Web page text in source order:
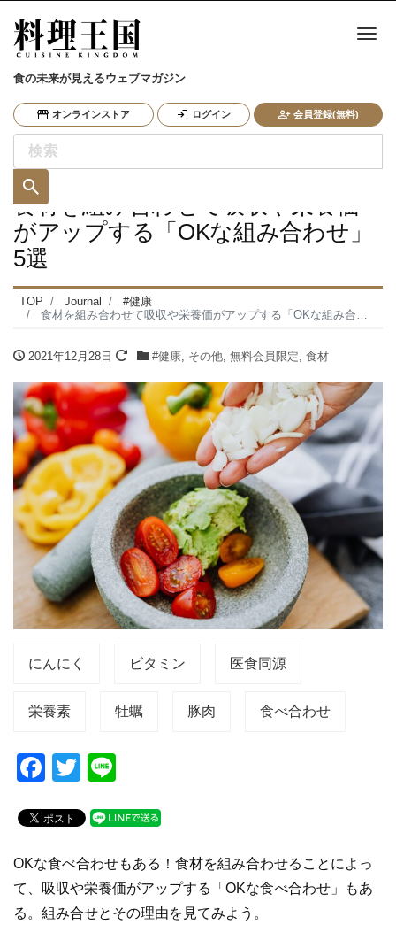
食の未来が見えるウェブマガジン
オンラインストア ログイン 会員登録(無料)
ナ
食材を組み合わせて吸収や栄養価
がアップする「OKな組み合わせ」
5選
TOP Journal
#健康
食材を組み合わせて吸収や栄養価がアップする「OKな組み合わせ」5選
2021年12月28日 #健康, その他, 無料会員限定, 食材
にんにく ビタミン 医食同源
栄養素 牡蠣 豚肉 食べ合わせ
F
c
e
b
o
T
tt
er
e
OKな食べ合わせもある！食材を組み合わせることによっ
て、吸収や栄養価がアップする「OKな食べ合わせ」もあ
る。組み合せとその理由を見てみよう。